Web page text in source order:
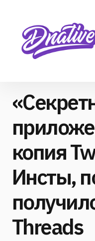
копия
Инсты,
Threads